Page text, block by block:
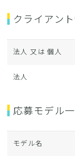
クライアン
法人 又は 個人
法人
応募モデル
モデル名